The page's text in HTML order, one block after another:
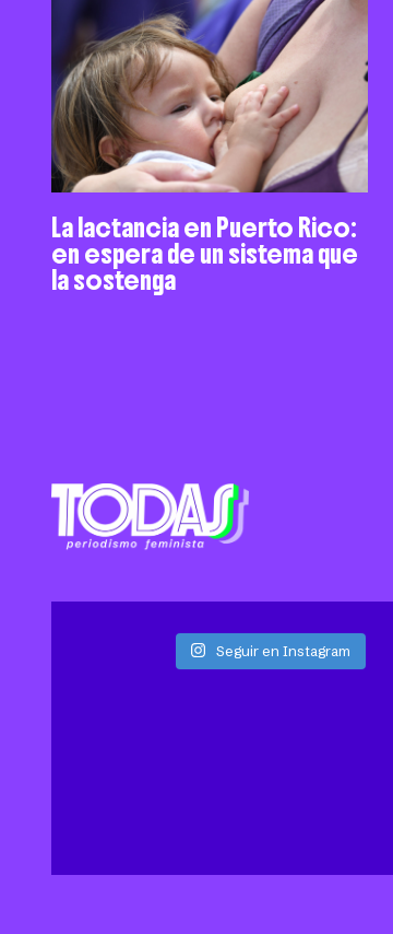
La lactancia en Puerto Rico:
en espera de un sistema que
la sostenga
Seguir en Instagram